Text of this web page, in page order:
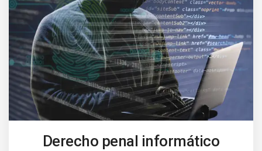
Derecho penal informático